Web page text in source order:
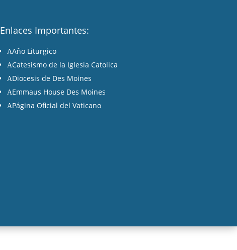
Enlaces Importantes:
AAño Liturgico
ACatesismo de la Iglesia Catolica
ADiocesis de Des Moines
AEmmaus House Des Moines
APágina Oficial del Vaticano